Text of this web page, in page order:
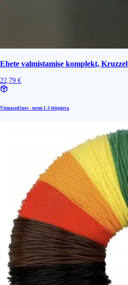
Ehete valmistamise komplekt, Kruzzel
22,79 €
Viimased laos - tarne 1-3 tööpäeva